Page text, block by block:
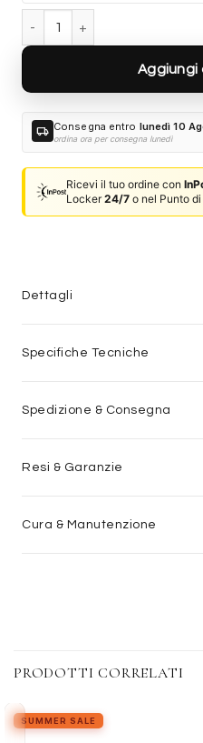
Aggiungi
local_shipping Consegna entro lunedì 10
ordina ora per consegna lunedì
Ricevi il tuo ordine con
Locker24/7 o nel Punto
Dettagli
Specifiche Tecniche
Spedizione & Consegna
Resi & Garanzie
Cura & Manutenzione
PRODOTTI CORRELATI
SUMMER SALE